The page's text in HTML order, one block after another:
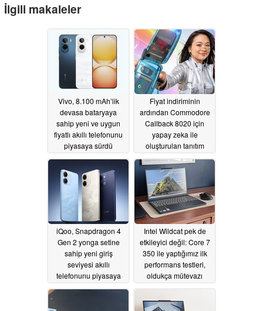
İlgili makaleler
Vivo, 8.100 mAh’lik
devasa bataryaya
sahip yeni ve uygun
fiyatlı akıllı telefonunu
piyasaya sürdü
07/07/2026
Fiyat indiriminin
ardından Commodore
Callback 8020 için
yapay zeka ile
oluşturulan tanıtım
videosu hayranların
tepkisini çekti07/04/2026
iQoo, Snapdragon 4
Gen 2 yonga setine
sahip yeni giriş
seviyesi akıllı
telefonunu piyasaya
sürdü07/03/2026
Intel Wildcat pek de
etkileyici değil: Core 7
350 ile yaptığımız ilk
performans testleri,
oldukça mütevazı
sonuçlar ortaya
koyuyor07/02/2026